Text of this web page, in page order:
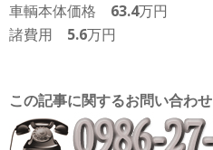
車輌本体価格 63.4万円
諸費用 5.6万円
この記事に関するお問い合わせ